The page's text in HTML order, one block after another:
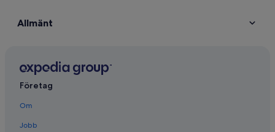
Allmänt
Företag
Om
Jobb